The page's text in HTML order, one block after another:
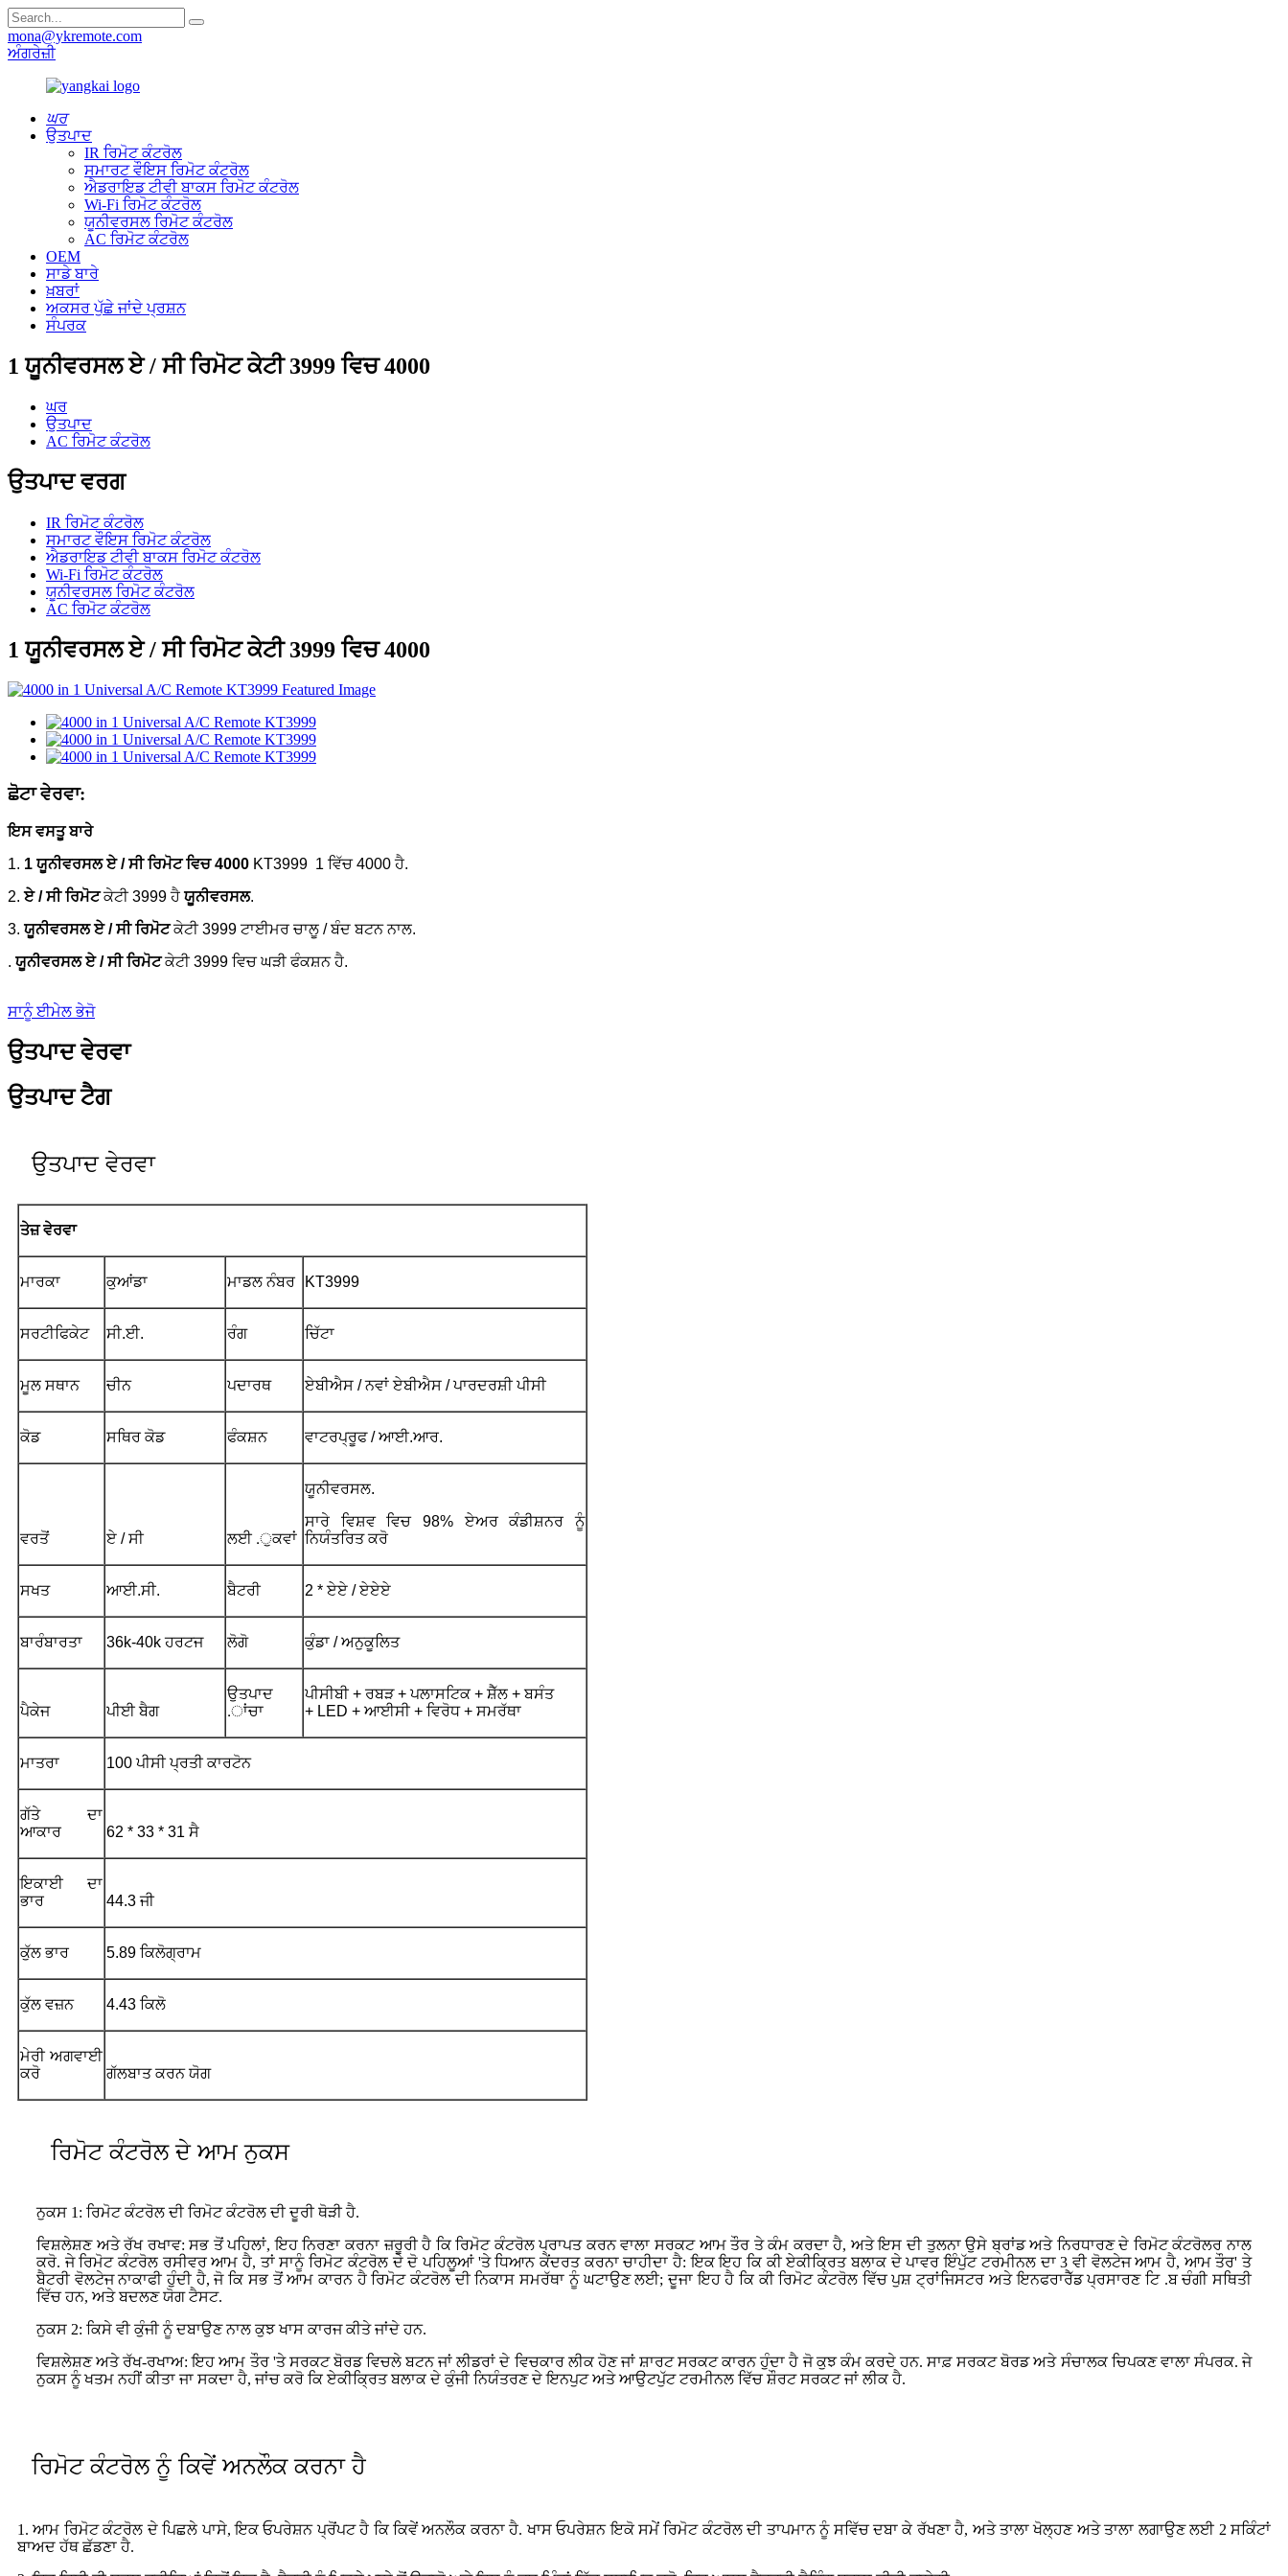
mona@ykremote.com
ਅੰਗਰੇਜ਼ੀ
ਘਰ
ਉਤਪਾਦ
IR ਰਿਮੋਟ ਕੰਟਰੋਲ
ਸਮਾਰਟ ਵੌਇਸ ਰਿਮੋਟ ਕੰਟਰੋਲ
ਐਡਰਾਇਡ ਟੀਵੀ ਬਾਕਸ ਰਿਮੋਟ ਕੰਟਰੋਲ
Wi-Fi ਰਿਮੋਟ ਕੰਟਰੋਲ
ਯੂਨੀਵਰਸਲ ਰਿਮੋਟ ਕੰਟਰੋਲ
AC ਰਿਮੋਟ ਕੰਟਰੋਲ
OEM
ਸਾਡੇ ਬਾਰੇ
ਖ਼ਬਰਾਂ
ਅਕਸਰ ਪੁੱਛੇ ਜਾਂਦੇ ਪ੍ਰਸ਼ਨ
ਸੰਪਰਕ
1 ਯੂਨੀਵਰਸਲ ਏ / ਸੀ ਰਿਮੋਟ ਕੇਟੀ 3999 ਵਿਚ 4000
ਘਰ
ਉਤਪਾਦ
AC ਰਿਮੋਟ ਕੰਟਰੋਲ
ਉਤਪਾਦ ਵਰਗ
IR ਰਿਮੋਟ ਕੰਟਰੋਲ
ਸਮਾਰਟ ਵੌਇਸ ਰਿਮੋਟ ਕੰਟਰੋਲ
ਐਡਰਾਇਡ ਟੀਵੀ ਬਾਕਸ ਰਿਮੋਟ ਕੰਟਰੋਲ
Wi-Fi ਰਿਮੋਟ ਕੰਟਰੋਲ
ਯੂਨੀਵਰਸਲ ਰਿਮੋਟ ਕੰਟਰੋਲ
AC ਰਿਮੋਟ ਕੰਟਰੋਲ
1 ਯੂਨੀਵਰਸਲ ਏ / ਸੀ ਰਿਮੋਟ ਕੇਟੀ 3999 ਵਿਚ 4000
ਛੋਟਾ ਵੇਰਵਾ:
ਇਸ ਵਸਤੂ ਬਾਰੇ
1. 1 ਯੂਨੀਵਰਸਲ ਏ / ਸੀ ਰਿਮੋਟ ਵਿਚ 4000 KT3999 1 ਵਿੱਚ 4000 ਹੈ.
2. ਏ / ਸੀ ਰਿਮੋਟਕੇਟੀ 3999 ਹੈ ਯੂਨੀਵਰਸਲ.
3. ਯੂਨੀਵਰਸਲ ਏ / ਸੀ ਰਿਮੋਟਕੇਟੀ 3999 ਟਾਈਮਰ ਚਾਲੂ / ਬੰਦ ਬਟਨ ਨਾਲ.
. ਯੂਨੀਵਰਸਲ ਏ / ਸੀ ਰਿਮੋਟਕੇਟੀ 3999 ਵਿਚ ਘੜੀ ਫੰਕਸ਼ਨ ਹੈ.
ਸਾਨੂੰ ਈਮੇਲ ਭੇਜੋ
ਉਤਪਾਦ ਵੇਰਵਾ
ਉਤਪਾਦ ਟੈਗ
ਉਤਪਾਦ ਵੇਰਵਾ
ਤੇਜ਼ ਵੇਰਵਾ
ਮਾਰਕਾ ਕੁਆਂਡਾ ਮਾਡਲ ਨੰਬਰ KT3999
ਸਰਟੀਫਿਕੇਟ ਸੀ.ਈ. ਰੰਗ ਚਿੱਟਾ
ਮੂਲ ਸਥਾਨ ਚੀਨ ਪਦਾਰਥ ਏਬੀਐਸ / ਨਵਾਂ ਏਬੀਐਸ / ਪਾਰਦਰਸ਼ੀ ਪੀਸੀ
ਕੋਡ ਸਥਿਰ ਕੋਡ ਫੰਕਸ਼ਨ ਵਾਟਰਪ੍ਰੂਫ / ਆਈ.ਆਰ.
ਵਰਤੋਂ ਏ / ਸੀ ਲਈ .ੁਕਵਾਂ
ਯੂਨੀਵਰਸਲ.
ਸਾਰੇ ਵਿਸ਼ਵ ਵਿਚ 98% ਏਅਰ ਕੰਡੀਸ਼ਨਰ ਨੂੰ
ਨਿਯੰਤਰਿਤ ਕਰੋ
ਸਖਤ ਆਈ.ਸੀ. ਬੈਟਰੀ 2 * ਏਏ / ਏਏਏ
ਬਾਰੰਬਾਰਤਾ 36k-40k ਹਰਟਜ ਲੋਗੋ ਕੁੰਡਾ / ਅਨੁਕੂਲਿਤ
ਪੈਕੇਜ ਪੀਈ ਬੈਗ
ਉਤਪਾਦ
.ਾਂਚਾ
ਪੀਸੀਬੀ + ਰਬੜ + ਪਲਾਸਟਿਕ + ਸ਼ੈੱਲ + ਬਸੰਤ
+ LED + ਆਈਸੀ + ਵਿਰੋਧ + ਸਮਰੱਥਾ
ਮਾਤਰਾ 100 ਪੀਸੀ ਪ੍ਰਤੀ ਕਾਰਟੋਨ
ਗੱਤੇ ਦਾ
ਆਕਾਰ
62 * 33 * 31 ਸੈ
ਇਕਾਈ ਦਾ
ਭਾਰ
44.3 ਜੀ
ਕੁੱਲ ਭਾਰ 5.89 ਕਿਲੋਗ੍ਰਾਮ
ਕੁੱਲ ਵਜ਼ਨ 4.43 ਕਿਲੋ
ਮੇਰੀ ਅਗਵਾਈ
ਕਰੋ
ਗੱਲਬਾਤ ਕਰਨ ਯੋਗ
ਰਿਮੋਟ ਕੰਟਰੋਲ ਦੇ ਆਮ ਨੁਕਸ
ਨੁਕਸ 1: ਰਿਮੋਟ ਕੰਟਰੋਲ ਦੀ ਰਿਮੋਟ ਕੰਟਰੋਲ ਦੀ ਦੂਰੀ ਥੋੜੀ ਹੈ.
ਵਿਸ਼ਲੇਸ਼ਣ ਅਤੇ ਰੱਖ ਰਖਾਵ: ਸਭ ਤੋਂ ਪਹਿਲਾਂ, ਇਹ ਨਿਰਣਾ ਕਰਨਾ ਜ਼ਰੂਰੀ ਹੈ ਕਿ ਰਿਮੋਟ ਕੰਟਰੋਲ ਪ੍ਰਾਪਤ ਕਰਨ ਵਾਲਾ ਸਰਕਟ ਆਮ ਤੌਰ ਤੇ ਕੰਮ ਕਰਦਾ ਹੈ, ਅਤੇ ਇਸ ਦੀ ਤੁਲਨਾ ਉਸੇ ਬ੍ਰਾਂਡ ਅਤੇ ਨਿਰਧਾਰਣ ਦੇ ਰਿਮੋਟ ਕੰਟਰੋਲਰ ਨਾਲ
ਕਰੋ. ਜੇ ਰਿਮੋਟ ਕੰਟਰੋਲ ਰਸੀਵਰ ਆਮ ਹੈ, ਤਾਂ ਸਾਨੂੰ ਰਿਮੋਟ ਕੰਟਰੋਲ ਦੇ ਦੋ ਪਹਿਲੂਆਂ 'ਤੇ ਧਿਆਨ ਕੇਂਦਰਤ ਕਰਨਾ ਚਾਹੀਦਾ ਹੈ: ਇਕ ਇਹ ਕਿ ਕੀ ਏਕੀਕ੍ਰਿਤ ਬਲਾਕ ਦੇ ਪਾਵਰ ਇੰਪੁੱਟ ਟਰਮੀਨਲ ਦਾ 3 ਵੀ ਵੋਲਟੇਜ ਆਮ ਹੈ, ਆਮ ਤੌਰ' ਤੇ
ਬੈਟਰੀ ਵੋਲਟੇਜ ਨਾਕਾਫੀ ਹੁੰਦੀ ਹੈ, ਜੋ ਕਿ ਸਭ ਤੋਂ ਆਮ ਕਾਰਨ ਹੈ ਰਿਮੋਟ ਕੰਟਰੋਲ ਦੀ ਨਿਕਾਸ ਸਮਰੱਥਾ ਨੂੰ ਘਟਾਉਣ ਲਈ; ਦੂਜਾ ਇਹ ਹੈ ਕਿ ਕੀ ਰਿਮੋਟ ਕੰਟਰੋਲ ਵਿੱਚ ਪੁਸ਼ ਟ੍ਰਾਂਜਿਸਟਰ ਅਤੇ ਇਨਫਰਾਰੈੱਡ ਪ੍ਰਸਾਰਣ ਟਿ .ਬ ਚੰਗੀ ਸਥਿਤੀ
ਵਿੱਚ ਹਨ, ਅਤੇ ਬਦਲਣ ਯੋਗ ਟੈਸਟ.
ਨੁਕਸ 2: ਕਿਸੇ ਵੀ ਕੁੰਜੀ ਨੂੰ ਦਬਾਉਣ ਨਾਲ ਕੁਝ ਖਾਸ ਕਾਰਜ ਕੀਤੇ ਜਾਂਦੇ ਹਨ.
ਵਿਸ਼ਲੇਸ਼ਣ ਅਤੇ ਰੱਖ-ਰਖਾਅ: ਇਹ ਆਮ ਤੌਰ 'ਤੇ ਸਰਕਟ ਬੋਰਡ ਵਿਚਲੇ ਬਟਨ ਜਾਂ ਲੀਡਰਾਂ ਦੇ ਵਿਚਕਾਰ ਲੀਕ ਹੋਣ ਜਾਂ ਸ਼ਾਰਟ ਸਰਕਟ ਕਾਰਨ ਹੁੰਦਾ ਹੈ ਜੋ ਕੁਝ ਕੰਮ ਕਰਦੇ ਹਨ. ਸਾਫ਼ ਸਰਕਟ ਬੋਰਡ ਅਤੇ ਸੰਚਾਲਕ ਚਿਪਕਣ ਵਾਲਾ ਸੰਪਰਕ. ਜੇ
ਨੁਕਸ ਨੂੰ ਖਤਮ ਨਹੀਂ ਕੀਤਾ ਜਾ ਸਕਦਾ ਹੈ, ਜਾਂਚ ਕਰੋ ਕਿ ਏਕੀਕ੍ਰਿਤ ਬਲਾਕ ਦੇ ਕੁੰਜੀ ਨਿਯੰਤਰਣ ਦੇ ਇਨਪੁਟ ਅਤੇ ਆਉਟਪੁੱਟ ਟਰਮੀਨਲ ਵਿੱਚ ਸ਼ੌਰਟ ਸਰਕਟ ਜਾਂ ਲੀਕ ਹੈ.
ਰਿਮੋਟ ਕੰਟਰੋਲ ਨੂੰ ਕਿਵੇਂ ਅਨਲੌਕ ਕਰਨਾ ਹੈ
1. ਆਮ ਰਿਮੋਟ ਕੰਟਰੋਲ ਦੇ ਪਿਛਲੇ ਪਾਸੇ, ਇਕ ਓਪਰੇਸ਼ਨ ਪ੍ਰੋਂਪਟ ਹੈ ਕਿ ਕਿਵੇਂ ਅਨਲੌਕ ਕਰਨਾ ਹੈ. ਖਾਸ ਓਪਰੇਸ਼ਨ ਇਕੋ ਸਮੇਂ ਰਿਮੋਟ ਕੰਟਰੋਲ ਦੀ ਤਾਪਮਾਨ ਨੂੰ ਸਵਿੱਚ ਦਬਾ ਕੇ ਰੱਖਣਾ ਹੈ, ਅਤੇ ਤਾਲਾ ਖੋਲ੍ਹਣ ਅਤੇ ਤਾਲਾ ਲਗਾਉਣ ਲਈ 2 ਸਕਿੰਟਾਂ
ਬਾਅਦ ਹੱਥ ਛੱਡਣਾ ਹੈ.